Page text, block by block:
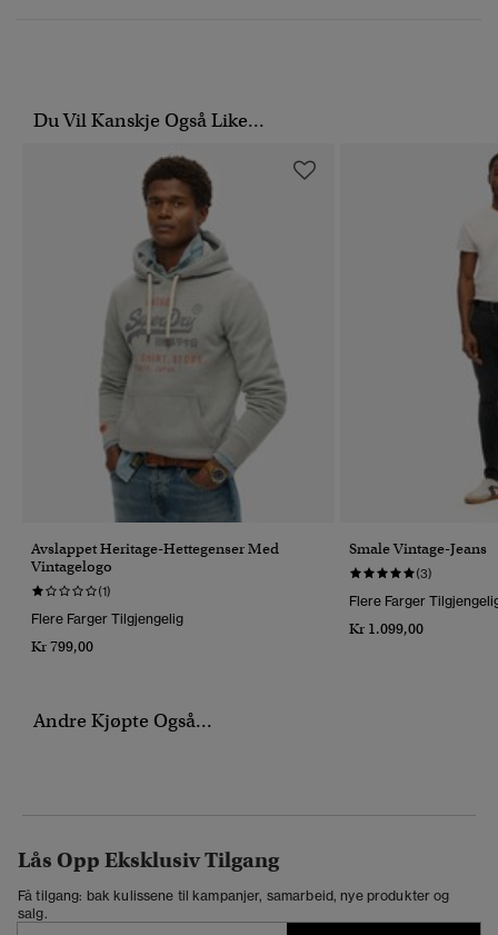
Du Vil Kanskje Også Like...
Avslappet Heritage-Hettegenser Med
Vintagelogo
(1)
Flere Farger Tilgjengelig
Kr 799,00
Smale Vintage-Jeans
(3)
Flere Farger
Kr 1.099,00
Andre Kjøpte Også...
Lås Opp Eksklusiv Tilgang
Få tilgang: bak kulissene til kampanjer, samarbeid, nye produkter og
salg.